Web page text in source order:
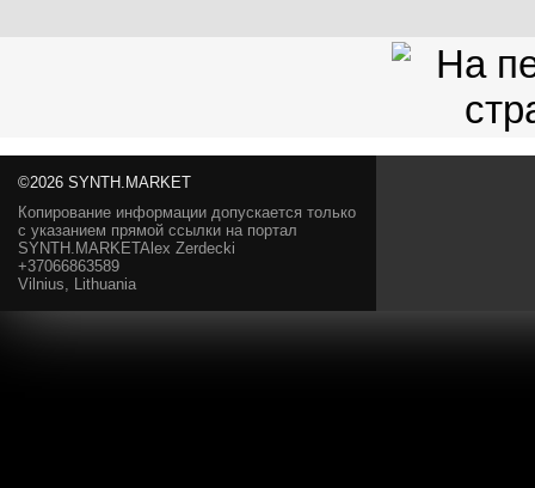
©2026 SYNTH.MARKET
Копирование информации допускается только
с указанием прямой ссылки на портал
SYNTH.MARKETAlex Zerdecki
+37066863589
Vilnius, Lithuania